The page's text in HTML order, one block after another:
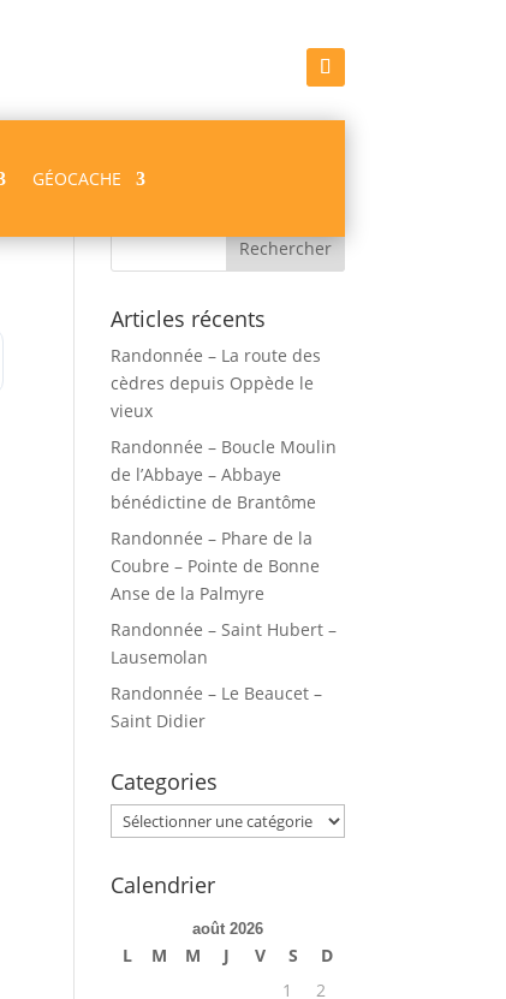
GÉOCACHE
Articles récents
Randonnée – La route des
cèdres depuis Oppède le
vieux
Randonnée – Boucle Moulin
de l’Abbaye – Abbaye
bénédictine de Brantôme
Randonnée – Phare de la
Coubre – Pointe de Bonne
Anse de la Palmyre
Randonnée – Saint Hubert –
Lausemolan
Randonnée – Le Beaucet –
Saint Didier
Categories
Categories
Calendrier
août 2026
L M M J V S
D
1
2